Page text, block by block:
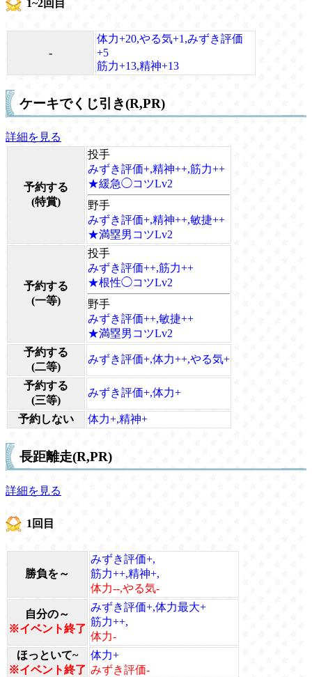
1~2回目
-
体力+20,やる気+1,みずき評価
+5
筋力+13,精神+13
ケーキでくじ引き(R,PR)
詳細を見る
予約する
(特賞)
投手
みずき評価+,精神++,筋力++
★緩急◯コツLv2
野手
みずき評価+,精神++,敏捷++
★満塁男コツLv2
予約する
(一等)
投手
みずき評価++,筋力++
★根性◯コツLv2
野手
みずき評価++,敏捷++
★満塁男コツLv2
予約する
(二等)
みずき評価+,体力++,やる気+
予約する
(三等)
みずき評価+,体力+
予約しない 体力+,精神+
長距離走(R,PR)
詳細を見る
1回目
勝負を～
みずき評価+,
筋力++,精神+,
体力--,やる気-
自分の～
※イベント終了
みずき評価+,体力最大+
筋力++,
体力-
ほっといて~
※イベント終了
体力+
みずき評価-